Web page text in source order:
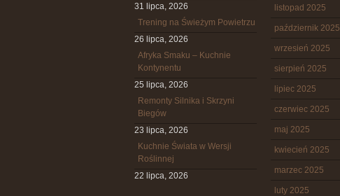
31 lipca, 2026
Trening na Świeżym Powietrzu
26 lipca, 2026
Afryka Smaku – Kuchnie
Kontynentu
25 lipca, 2026
Remonty Silnika i Skrzyni
Biegów
23 lipca, 2026
Kuchnie Świata w Wersji
Roślinnej
22 lipca, 2026
listopad 2025
październik 2025
wrzesień 2025
sierpień 2025
lipiec 2025
czerwiec 2025
maj 2025
kwiecień 2025
marzec 2025
luty 2025